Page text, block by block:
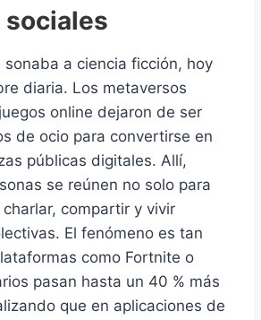
sonaba a ciencia ficción, hoy
diaria. Los metaversos
online dejaron de ser
de ocio para convertirse en
públicas digitales. Allí,
se reúnen no solo para
compartir y vivir
El fenómeno es tan
como Fortnite o
pasan hasta un 40 % más
que en aplicaciones de